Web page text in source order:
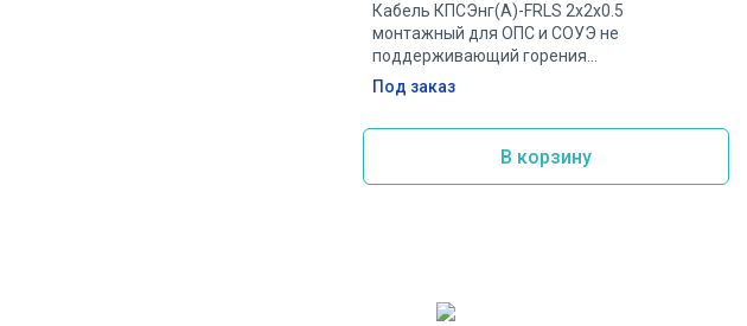
Кабель КПСЭнг(А)-FRLS 2х2х0.5
монтажный для ОПС и СОУЭ не
поддерживающий горения
экранированный огнестойкий 2 пары
0.5мм.кв
Под заказ
В корзину